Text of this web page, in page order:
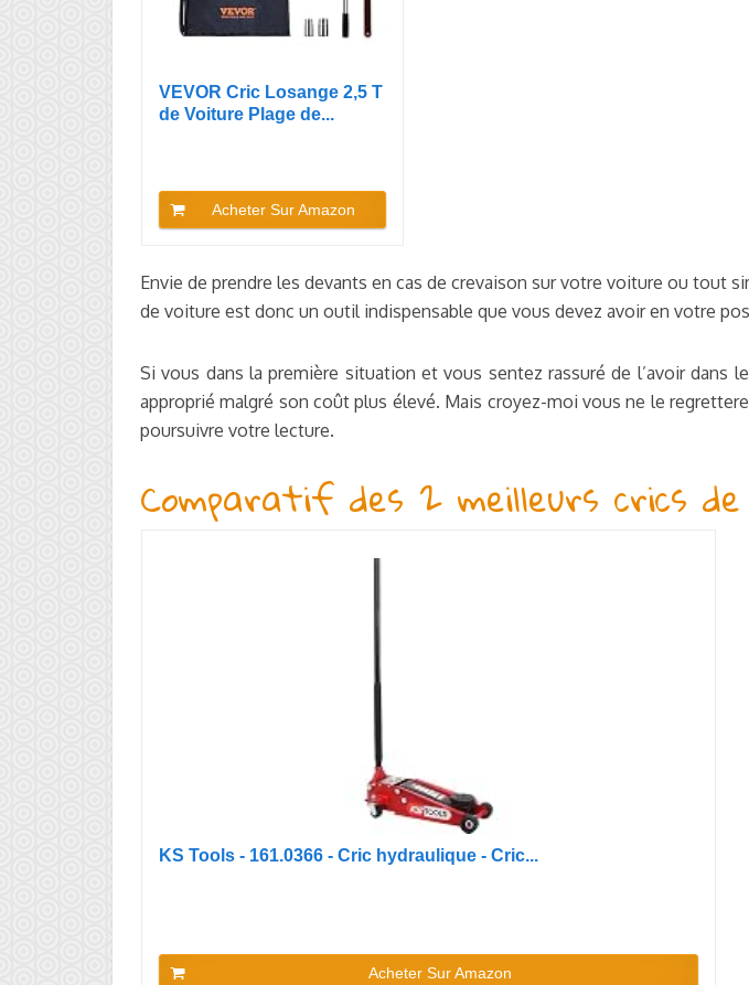
VEVOR Cric Losange 2,5 T
de Voiture Plage de...
Acheter Sur Amazon
Envie de prendre les devants en cas de crevaison sur votre voiture ou tout
de voiture est donc un outil indispensable que vous devez avoir en votre
Si vous dans la première situation et vous sentez rassuré de l’avoir
approprié malgré son coût plus élevé. Mais croyez-moi vous ne le
poursuivre votre lecture.
Comparatif des 2 meilleurs crics
KS Tools - 161.0366 - Cric hydraulique - Cric...
Acheter Sur Amazon